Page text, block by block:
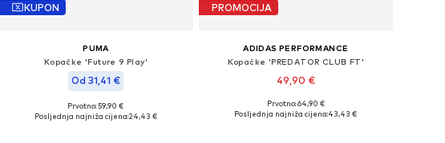
KUPON
PUMA
Kopačke 'Future 9 Play'
Od 31,41 €
Dostupne veličine: 39, 42, 44, 44,5, 45
Prvotno: 59,90 €
Posljednja najniža cijena:24,43 €
PROMOCIJA
ADIDAS PERFORMANCE
Kopačke 'PREDATOR CLUB FT'
49,90 €
Dostupno u više veličina
Prvotno: 64,90 €
Posljednja najniža cijena:43,43 €